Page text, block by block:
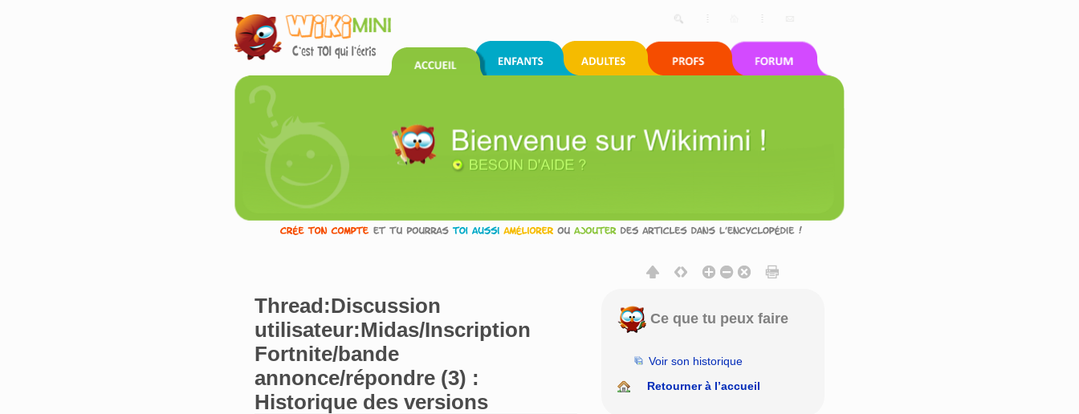
Thread:Discussion
utilisateur:Midas/Inscription
Fortnite/bande
annonce/répondre (3) :
Historique des versions
Ce que tu peux faire
Voir son historique
Retourner à l’accueil